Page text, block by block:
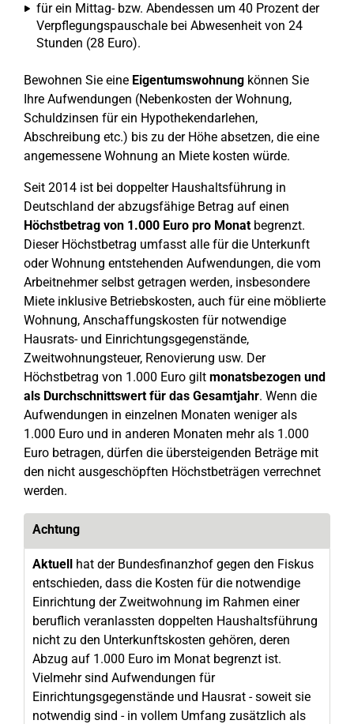
für ein Mittag- bzw. Abendessen um 40 Prozent der
Verpflegungspauschale bei Abwesenheit von 24
Stunden (28 Euro).
Bewohnen Sie eine Eigentumswohnung können Sie
Ihre Aufwendungen (Nebenkosten der Wohnung,
Schuldzinsen für ein Hypothekendarlehen,
Abschreibung etc.) bis zu der Höhe absetzen, die eine
angemessene Wohnung an Miete kosten würde.
Seit 2014 ist bei doppelter Haushaltsführung in
Deutschland der abzugsfähige Betrag auf einen
Höchstbetrag von 1.000 Euro pro Monatbegrenzt.
Dieser Höchstbetrag umfasst alle für die Unterkunft
oder Wohnung entstehenden Aufwendungen, die vom
Arbeitnehmer selbst getragen werden, insbesondere
Miete inklusive Betriebskosten, auch für eine möblierte
Wohnung, Anschaffungskosten für notwendige
Hausrats- und Einrichtungsgegenstände,
Zweitwohnungsteuer, Renovierung usw. Der
Höchstbetrag von 1.000 Euro gilt monatsbezogen und
als Durchschnittswert für das Gesamtjahr. Wenn die
Aufwendungen in einzelnen Monaten weniger als
1.000 Euro und in anderen Monaten mehr als 1.000
Euro betragen, dürfen die übersteigenden Beträge mit
den nicht ausgeschöpften Höchstbeträgen verrechnet
werden.
Achtung
Aktuell hat der Bundesfinanzhof gegen den Fiskus
entschieden, dass die Kosten für die notwendige
Einrichtung der Zweitwohnung im Rahmen einer
beruflich veranlassten doppelten Haushaltsführung
nicht zu den Unterkunftskosten gehören, deren
Abzug auf 1.000 Euro im Monat begrenzt ist.
Vielmehr sind Aufwendungen für
Einrichtungsgegenstände und Hausrat - soweit sie
notwendig sind - in vollem Umfang zusätzlich als